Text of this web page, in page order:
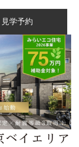
見学予約